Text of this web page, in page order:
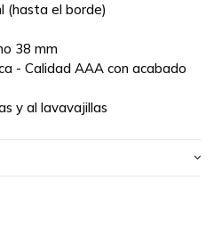
(hasta el borde)
38 mm
- Calidad AAA con acabado
y al lavavajillas